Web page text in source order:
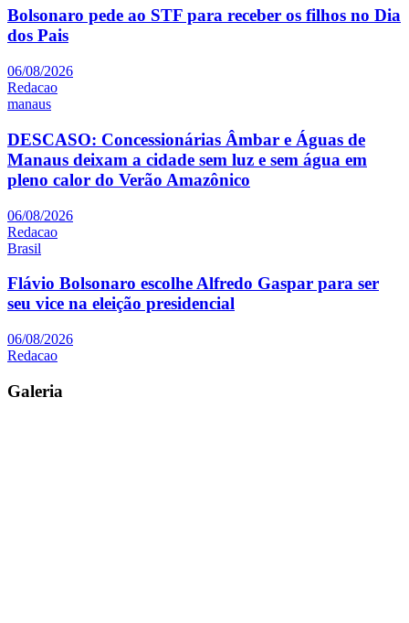
Bolsonaro pede ao STF para receber os filhos no Dia
dos Pais
06/08/2026
Redacao
manaus
DESCASO: Concessionárias Âmbar e Águas de
Manaus deixam a cidade sem luz e sem água em
pleno calor do Verão Amazônico
06/08/2026
Redacao
Brasil
Flávio Bolsonaro escolhe Alfredo Gaspar para ser
seu vice na eleição presidencial
06/08/2026
Redacao
Galeria